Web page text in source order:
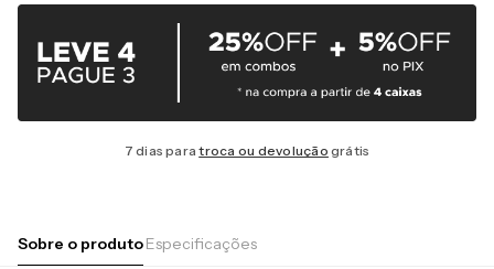
7 dias paratroca ou devolução grátis
Sobre o produtoEspecificações